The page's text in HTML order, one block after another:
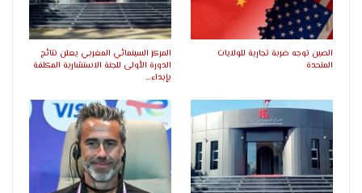
الصين توجه ضربة تجارية للولايات
المتحدة
المركز السينمائي المغربي يعلن نتائج
الدورة الأولى للجنة الاستشارية المكلفة
بإبداء…